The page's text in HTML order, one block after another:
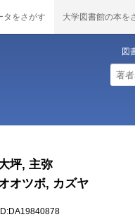
タをさがす 大学図書館の本を
図
坪, 主弥
オツボ, カズヤ